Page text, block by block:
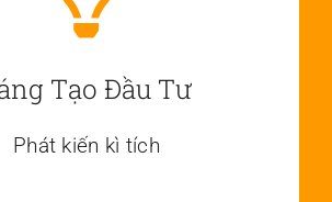
Tạo Đầu Tư
Phát kiến kì tích